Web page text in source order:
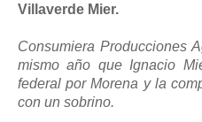
Villaverde Mier.
Consumiera Producciones
mismo año que Ignacio
federal por Morena y la
con un sobrino.